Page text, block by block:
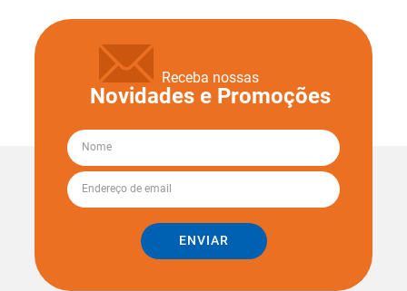
Receba nossas
Novidades e Promoções
ENVIAR